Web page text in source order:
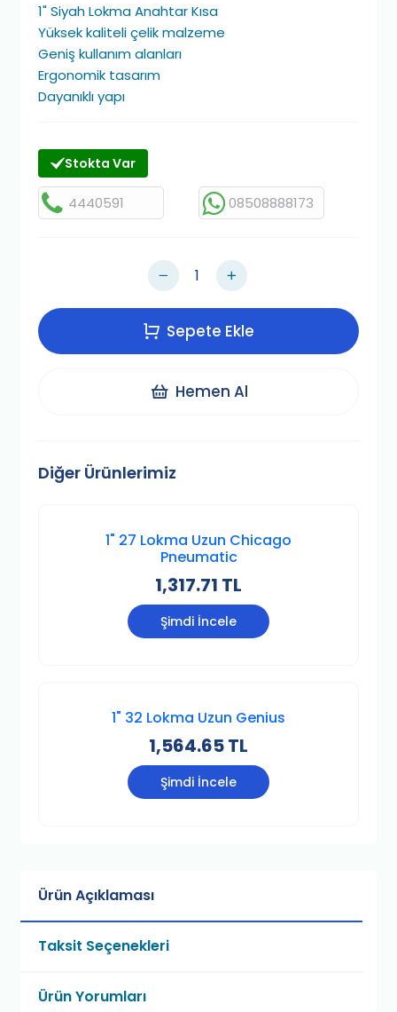
1" Siyah Lokma Anahtar Kısa
Yüksek kaliteli çelik malzeme
Geniş kullanım alanları
Ergonomik tasarım
Dayanıklı yapı
Stokta Var
4440591 08508888173
Sepete Ekle
Hemen Al
Diğer Ürünlerimiz
1" 27 Lokma Uzun Chicago
Pneumatic
1,317.71 TL
Şimdi İncele
1" 32 Lokma Uzun Genius
1,564.65 TL
Şimdi İncele
Ürün Açıklaması
Taksit Seçenekleri
Ürün Yorumları